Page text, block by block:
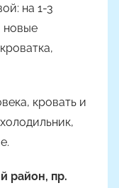
на 1-3
новые
кровать и
район, пр.